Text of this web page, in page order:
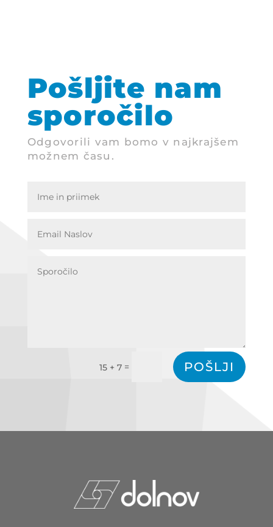
Pošljite nam
sporočilo
Odgovorili vam bomo v najkrajšem
možnem času.
15 + 7 = POŠLJI